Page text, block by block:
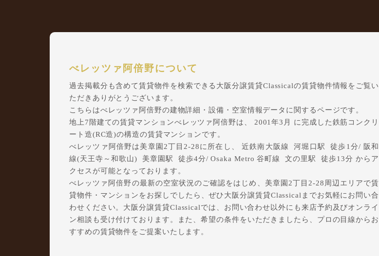
べレッツァ阿倍野について
過去掲載分も含めて賃貸物件を検索できる大阪分譲賃貸Classicalの賃貸物件情報をご覧い
ただきありがとうございます。
こちらはべレッツァ阿倍野の建物詳細・設備・空室情報データに関するページです。
地上7階建ての賃貸マンションべレッツァ阿倍野は、 2001年3月 に完成した鉄筋コンクリ
ート造(RC造)の構造の賃貸マンションです。
べレッツァ阿倍野は美章園2丁目2-28に所在し、 近鉄南大阪線 河堀口駅 徒歩1分/ 阪和
線(天王寺～和歌山) 美章園駅 徒歩4分/ Osaka Metro 谷町線 文の里駅 徒歩13分 からア
クセスが可能となっております。
べレッツァ阿倍野の最新の空室状況のご確認をはじめ、美章園2丁目2-28周辺エリアで賃
貸物件・マンションをお探しでしたら、ぜひ大阪分譲賃貸Classicalまでお気軽にお問い合
わせください。大阪分譲賃貸Classicalでは、お問い合わせ以外にも来店予約及びオンライ
ン相談も受け付けております。また、希望の条件をいただきましたら、プロの目線からお
すすめの賃貸物件をご提案いたします。